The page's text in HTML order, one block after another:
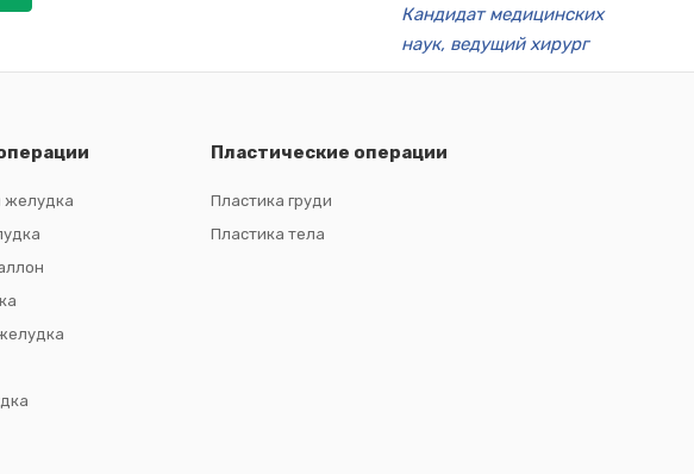
Кандидат медицинских
наук, ведущий хирург
желудка
Пластические операции
Пластика груди
Пластика тела